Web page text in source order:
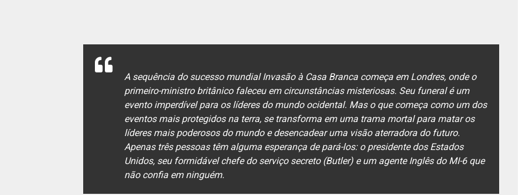
A sequência do sucesso mundial Invasão à Casa Branca começa em Londres, onde o
primeiro-ministro britânico faleceu em circunstâncias misteriosas. Seu funeral é um
evento imperdível para os líderes do mundo ocidental. Mas o que começa como um dos
eventos mais protegidos na terra, se transforma em uma trama mortal para matar os
líderes mais poderosos do mundo e desencadear uma visão aterradora do futuro.
Apenas três pessoas têm alguma esperança de pará-los: o presidente dos Estados
Unidos, seu formidável chefe do serviço secreto (Butler) e um agente Inglês do MI-6 que
não confia em ninguém.